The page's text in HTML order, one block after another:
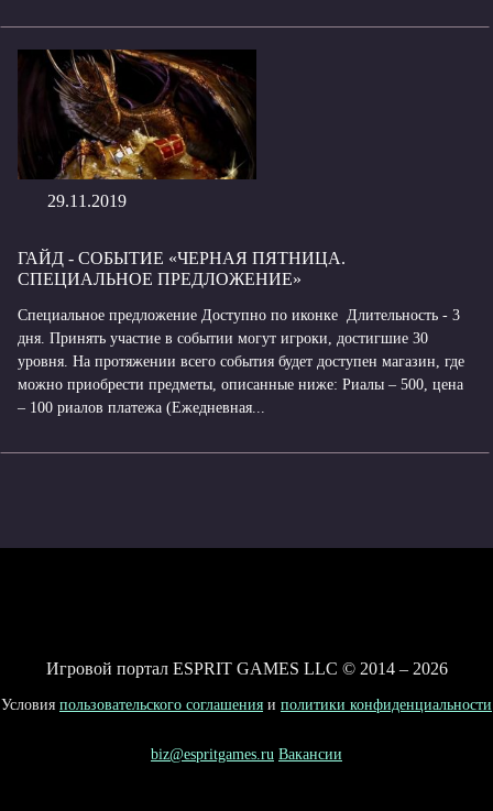
29.11.2019
ГАЙД - СОБЫТИЕ «ЧЕРНАЯ ПЯТНИЦА.
СПЕЦИАЛЬНОЕ ПРЕДЛОЖЕНИЕ»
Специальное предложение Доступно по иконке Длительность - 3
дня. Принять участие в событии могут игроки, достигшие 30
уровня. На протяжении всего события будет доступен магазин, где
можно приобрести предметы, описанные ниже: Риалы – 500, цена
– 100 риалов платежа (Ежедневная...
Игровой портал ESPRIT GAMES LLC © 2014 – 2026
Условия пользовательского соглашения и политики конфиденциальности
biz@espritgames.ru Вакансии